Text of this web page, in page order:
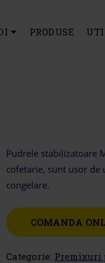
PRODUSE
Pudrele stabilizatoare
cofetarie, sunt usor de
congelare.
COMANDA
Categorie: Premixuri